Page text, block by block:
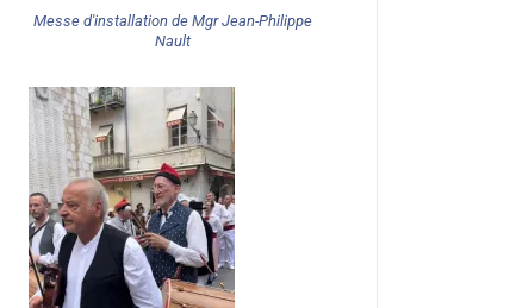
Messe d'installation de Mgr Jean-Philippe
Nault